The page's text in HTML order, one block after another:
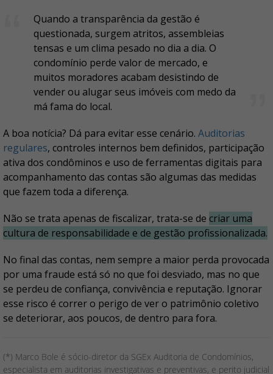
Quando a transparência da gestão é
questionada, surgem atritos, assembleias
tensas e um clima pesado no dia a dia. O
condomínio perde valor de mercado, e
muitos moradores acabam desistindo de
vender ou alugar seus imóveis com medo da
má fama do local.
A boa notícia? Dá para evitar esse cenário. Auditorias
regulares, controles internos bem definidos, participação
ativa dos condôminos e uso de ferramentas digitais para
acompanhamento das contas são algumas das medidas
que fazem toda a diferença.
Não se trata apenas de fiscalizar, trata-se de criar uma
cultura de responsabilidade e de gestão profissionalizada.
No final das contas, nem sempre a maior perda provocada
por uma fraude está só no que foi desviado, mas no que
se perdeu de confiança, convivência e reputação. Ignorar
esse risco é correr o perigo de ver o patrimônio coletivo
se deteriorar, aos poucos, de dentro para fora.
(*) Marco Bole é sócio-diretor da SGEx Auditoria de Condomínios,
especialista em auditorias investigativas e preventivas, e perito judicial